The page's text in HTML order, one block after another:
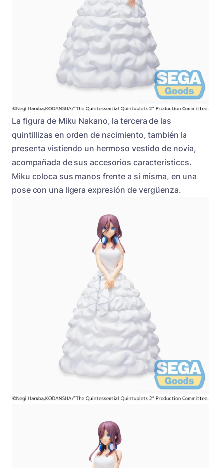
La figura de Miku Nakano, la tercera de las
quintillizas en orden de nacimiento, también la
presenta vistiendo un hermoso vestido de novia,
acompañada de sus accesorios característicos.
Miku coloca sus manos frente a sí misma, en una
pose con una ligera expresión de vergüenza.